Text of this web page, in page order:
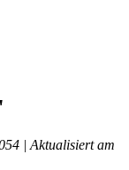
| Aktualisiert am